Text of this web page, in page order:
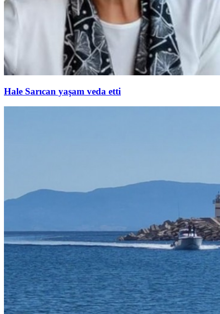
Hale Sarıcan yaşam veda etti